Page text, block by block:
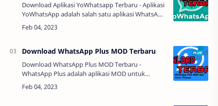
Download Aplikasi YoWhatsapp Terbaru - Aplikasi
YoWhatsApp adalah salah satu aplikasi WhatsApp
MOD yang populer dan banyak digunakan oleh
pengguna di seluruh dunia. Ini menawa…
Download WhatsApp Plus MOD Terbaru
Download WhatsApp Plus MOD Terbaru -
WhatsApp Plus adalah aplikasi MOD untuk
WhatsApp yang memiliki banyak fitur tambahan
yang tidak tersedia pada aplikasi WhatsApp